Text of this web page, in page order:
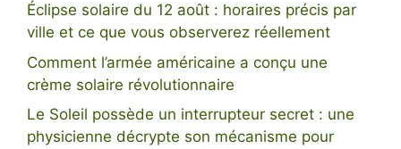
Éclipse solaire du 12 août : horaires précis par
ville et ce que vous observerez réellement
Comment l’armée américaine a conçu une
crème solaire révolutionnaire
Le Soleil possède un interrupteur secret : une
physicienne décrypte son mécanisme pour